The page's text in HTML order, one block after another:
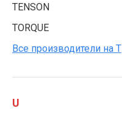
TENSON
TORQUE
Все производители на T
U